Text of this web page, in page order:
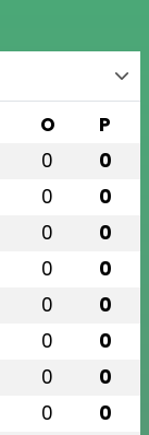
O P
0 0
0 0
0 0
0 0
0 0
0 0
0 0
0 0